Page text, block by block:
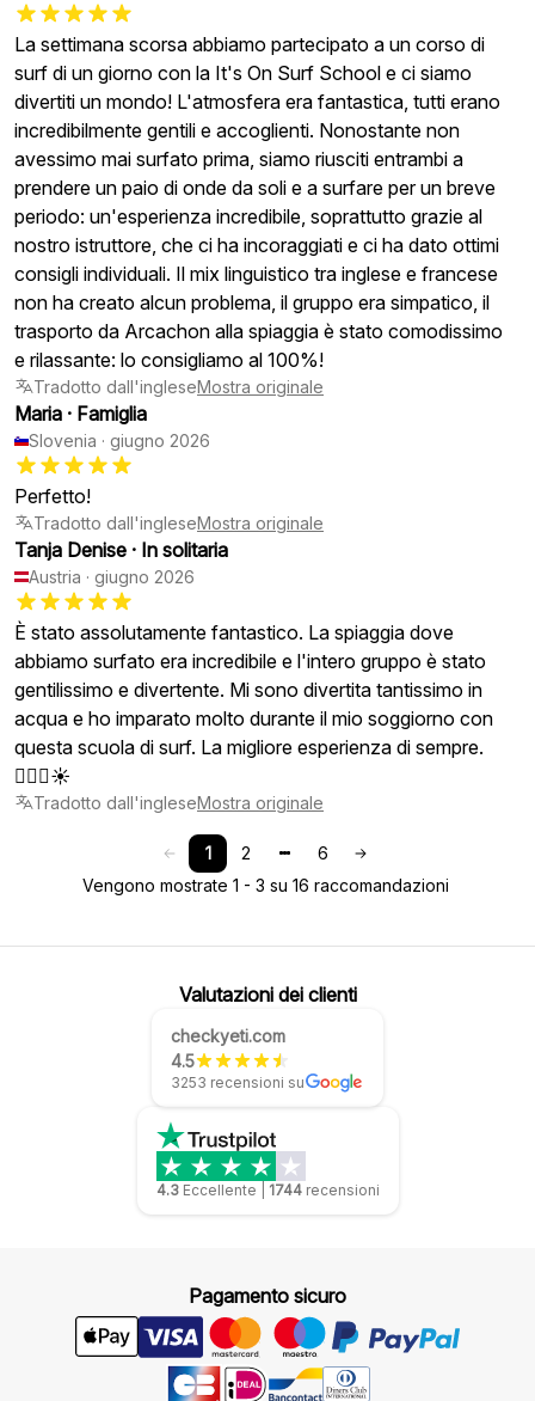
La settimana scorsa abbiamo partecipato a un corso di
surf di un giorno con la It's On Surf School e ci siamo
divertiti un mondo! L'atmosfera era fantastica, tutti erano
incredibilmente gentili e accoglienti. Nonostante non
avessimo mai surfato prima, siamo riusciti entrambi a
prendere un paio di onde da soli e a surfare per un breve
periodo: un'esperienza incredibile, soprattutto grazie al
nostro istruttore, che ci ha incoraggiati e ci ha dato ottimi
consigli individuali. Il mix linguistico tra inglese e francese
non ha creato alcun problema, il gruppo era simpatico, il
trasporto da Arcachon alla spiaggia è stato comodissimo
e rilassante: lo consigliamo al 100%!
Tradotto dall'ingleseMostra originale
Maria · Famiglia
Slovenia · giugno 2026
Perfetto!
Tradotto dall'ingleseMostra originale
Tanja Denise · In solitaria
Austria · giugno 2026
È stato assolutamente fantastico. La spiaggia dove
abbiamo surfato era incredibile e l'intero gruppo è stato
gentilissimo e divertente. Mi sono divertita tantissimo in
acqua e ho imparato molto durante il mio soggiorno con
questa scuola di surf. La migliore esperienza di sempre.
🏄🏻‍♀️☀️
Tradotto dall'ingleseMostra originale
1 2
6
Vengono mostrate 1 - 3 su 16 raccomandazioni
Valutazioni dei clienti
checkyeti.com
4.5
3253 recensioni su
4.3 Eccellente 1744 recensioni
Pagamento sicuro